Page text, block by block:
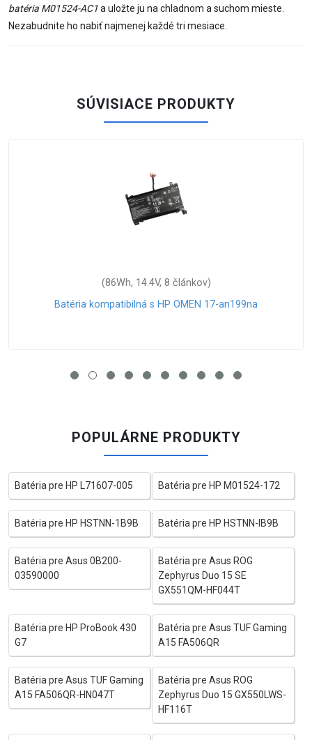
batéria M01524-AC1a uložte ju na chladnom a suchom mieste.
Nezabudnite ho nabiť najmenej každé tri mesiace.
SÚVISIACE PRODUKTY
(86Wh, 14.4V, 8 článkov)
Batéria kompatibilná s HP OMEN 17-an199na
POPULÁRNE PRODUKTY
Batéria pre HP L71607-005 Batéria pre HP M01524-172
Batéria pre HP HSTNN-1B9B Batéria pre HP HSTNN-IB9B
Batéria pre Asus 0B200-
03590000
Batéria pre Asus ROG
Zephyrus Duo 15 SE
GX551QM-HF044T
Batéria pre HP ProBook 430
G7
Batéria pre Asus TUF Gaming
A15 FA506QR
Batéria pre Asus TUF Gaming
A15 FA506QR-HN047T
Batéria pre Asus ROG
Zephyrus Duo 15 GX550LWS-
HF116T